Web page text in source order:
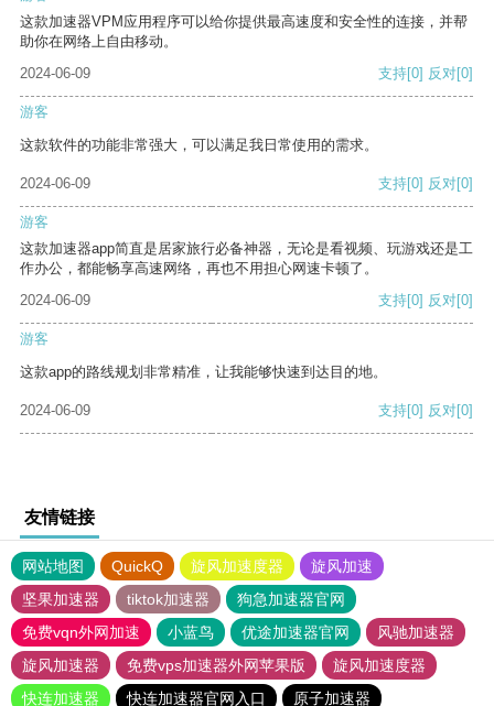
这款加速器VPM应用程序可以给你提供最高速度和安全性的连接，并帮
助你在网络上自由移动。
2024-06-09
支持[0] 反对[0]
游客
这款软件的功能非常强大，可以满足我日常使用的需求。
2024-06-09 支持[0] 反对[0]
游客
这款加速器app简直是居家旅行必备神器，无论是看视频、玩游戏还是工
作办公，都能畅享高速网络，再也不用担心网速卡顿了。
2024-06-09
支持[0] 反对[0]
游客
这款app的路线规划非常精准，让我能够快速到达目的地。
2024-06-09 支持[0] 反对[0]
友情链接
网站地图 QuickQ 旋风加速度器
旋风加速
坚果加速器
tiktok加速器
狗急加速器官网
免费vqn外网加速
小蓝鸟 优途加速器官网
风驰加速器
旋风加速器
免费vps加速器外网苹果版
旋风加速度器
快连加速器
快连加速器官网入口
原子加速器